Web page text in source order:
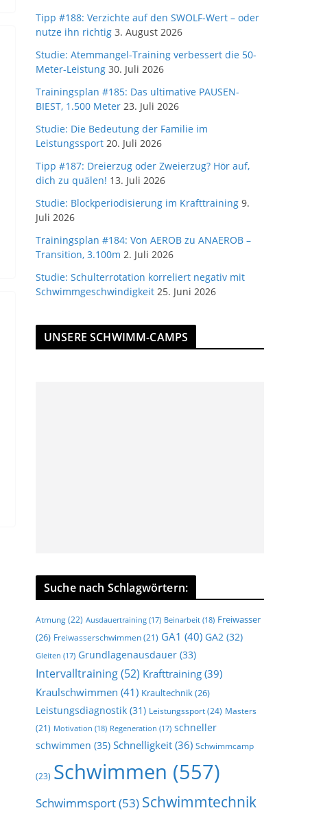
Tipp #188: Verzichte auf den SWOLF-Wert – oder
nutze ihn richtig 3. August 2026
Studie: Atemmangel-Training verbessert die 50-
Meter-Leistung 30. Juli 2026
Trainingsplan #185: Das ultimative PAUSEN-
BIEST, 1.500 Meter 23. Juli 2026
Studie: Die Bedeutung der Familie im
Leistungssport 20. Juli 2026
Tipp #187: Dreierzug oder Zweierzug? Hör auf,
dich zu quälen! 13. Juli 2026
Studie: Blockperiodisierung im Krafttraining 9.
Juli 2026
Trainingsplan #184: Von AEROB zu ANAEROB –
Transition, 3.100m 2. Juli 2026
Studie: Schulterrotation korreliert negativ mit
Schwimmgeschwindigkeit 25. Juni 2026
UNSERE SCHWIMM-CAMPS
Suche nach Schlagwörtern:
Atmung(22) Ausdauertraining (17) Beinarbeit (18) Freiwasser
(26) Freiwasserschwimmen (21) GA1 (40) GA2 (32)
Gleiten (17) Grundlagenausdauer (33)
Intervalltraining(52) Krafttraining (39)
Kraulschwimmen (41) Kraultechnik(26)
Leistungsdiagnostik (31) Leistungssport(24) Masters
(21) Motivation (18) Regeneration (17) schneller
schwimmen (35) Schnelligkeit (36) Schwimmcamp
(23) Schwimmen (557)
Schwimmsport(53) Schwimmtechnik